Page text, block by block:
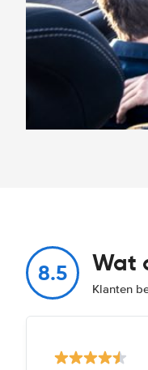
8.5 Wat
Klanten